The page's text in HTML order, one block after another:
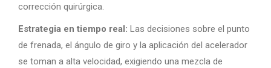
corrección quirúrgica.
Estrategia en tiempo real: Las decisiones sobre el punto
de frenada, el ángulo de giro y la aplicación del acelerador
se toman a alta velocidad, exigiendo una mezcla de